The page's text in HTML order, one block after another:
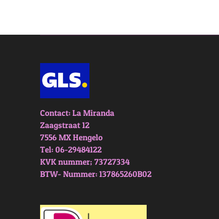
Contact: La Miranda
Zaagstraat 12
7556 MX Hengelo
Tel: 06-29484122
KVK nummer; 73727334
BTW- Nummer: 137865260B02